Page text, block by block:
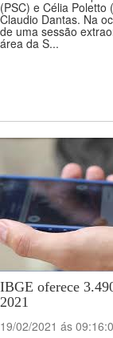
(PSC) e Célia
Claudio Dantas. Na
de uma sessão
área da S...
IBGE oferece
2021
19/02/2021 ás